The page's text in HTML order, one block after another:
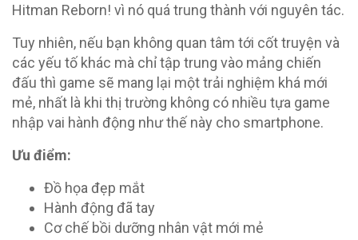
Hitman Reborn! vì nó quá trung thành với nguyên tác.
Tuy nhiên, nếu bạn không quan tâm tới cốt truyện và
các yếu tố khác mà chỉ tập trung vào mảng chiến
đấu thì game sẽ mang lại một trải nghiệm khá mới
mẻ, nhất là khi thị trường không có nhiều tựa game
nhập vai hành động như thế này cho smartphone.
Ưu điểm:
Đồ họa đẹp mắt
Hành động đã tay
Cơ chế bồi dưỡng nhân vật mới mẻ